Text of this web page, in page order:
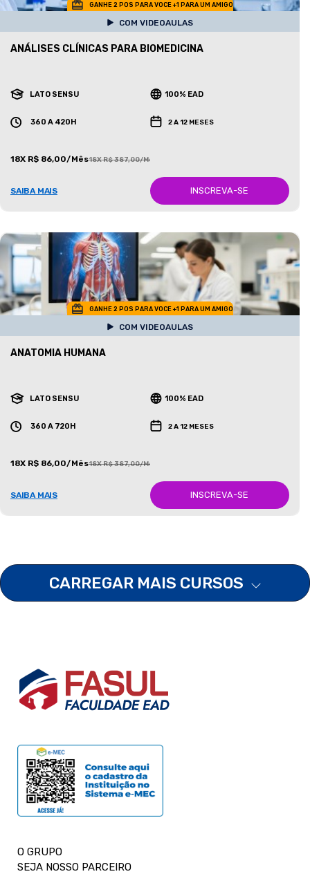
GANHE 2 POS PARA VOCE +1 PARA UM AMIGO
COM VIDEOAULAS
ANÁLISES CLÍNICAS PARA BIOMEDICINA
LATO SENSU 100% EAD
360 A 420H 2 A 12 MESES
18X R$ 86,00/Mês18X R$ 387,00/Mês
SAIBA MAIS INSCREVA-SE
GANHE 2 POS PARA VOCE +1 PARA UM AMIGO
COM VIDEOAULAS
ANATOMIA HUMANA
LATO SENSU 100% EAD
360 A 720H 2 A 12 MESES
18X R$ 86,00/Mês18X R$ 387,00/Mês
SAIBA MAIS INSCREVA-SE
CARREGAR MAIS CURSOS
O GRUPO
SEJA NOSSO PARCEIRO